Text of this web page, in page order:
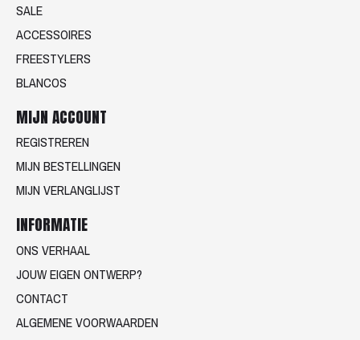
SALE
ACCESSOIRES
FREESTYLERS
BLANCOS
MIJN ACCOUNT
REGISTREREN
MIJN BESTELLINGEN
MIJN VERLANGLIJST
INFORMATIE
ONS VERHAAL
JOUW EIGEN ONTWERP?
CONTACT
ALGEMENE VOORWAARDEN